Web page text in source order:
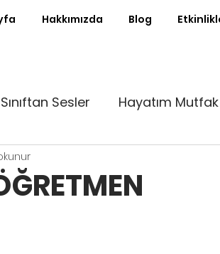
Hakkımızda Blog
Sınıftan Sesler Hayatım Mutfak